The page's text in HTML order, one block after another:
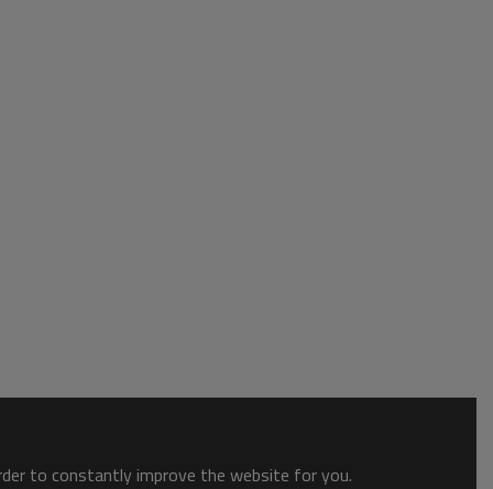
to constantly improve the website for you.